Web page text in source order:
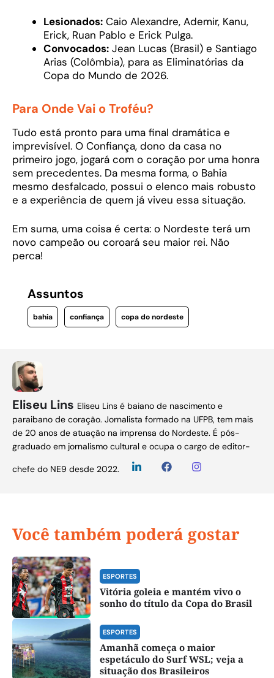
Lesionados: Caio Alexandre, Ademir, Kanu,
Erick, Ruan Pablo e Erick Pulga.
Convocados: Jean Lucas (Brasil) e Santiago
Arias (Colômbia), para as Eliminatórias da
Copa do Mundo de 2026.
Para Onde Vai o Troféu?
Tudo está pronto para uma final dramática e
imprevisível. O Confiança, dono da casa no
primeiro jogo, jogará com o coração por uma honra
sem precedentes. Da mesma forma, o Bahia
mesmo desfalcado, possui o elenco mais robusto
e a experiência de quem já viveu essa situação.
Em suma, uma coisa é certa: o Nordeste terá um
novo campeão ou coroará seu maior rei. Não
perca!
Assuntos
bahia confiança copa do nordeste
Eliseu Lins Eliseu Lins é baiano de nascimento e
paraibano de coração. Jornalista formado na UFPB, tem mais
de 20 anos de atuação na imprensa do Nordeste. É pós-
graduado em jornalismo cultural e ocupa o cargo de editor-
chefe do NE9 desde 2022.
Você também poderá gostar
ESPORTES
Vitória goleia e mantém vivo o
sonho do título da Copa do Brasil
ESPORTES
Amanhã começa o maior
espetáculo do Surf WSL; veja a
situação dos Brasileiros